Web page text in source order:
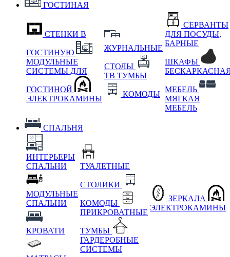
ГОСТИНАЯ
СТЕНКИ В
ГОСТИНУЮ
МОДУЛЬНЫЕ
СИСТЕМЫ ДЛЯ
ГОСТИНОЙ
ЭЛЕКТРОКАМИНЫ
ЖУРНАЛЬНЫЕ
СТОЛЫ
ТВ ТУМБЫ
КОМОДЫ
СЕРВАНТЫ
ДЛЯ ПОСУДЫ,
БАРНЫЕ
ШКАФЫ
МЕБЕЛЬ
МЯГКАЯ
МЕБЕЛЬ
СПАЛЬНЯ
ИНТЕРЬЕРЫ
СПАЛЬНИ
МОДУЛЬНЫЕ
СПАЛЬНИ
КРОВАТИ
ТУАЛЕТНЫЕ
СТОЛИКИ
КОМОДЫ
ПРИКРОВАТНЫЕ
ТУМБЫ
ГАРДЕРОБНЫЕ
СИСТЕМЫ
ЗЕРКАЛА
ЭЛЕКТРОКАМИНЫ